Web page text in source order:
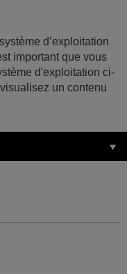
d’exploitation
important que vous
d'exploitation ci-
un contenu